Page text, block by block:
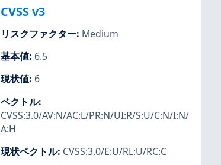
CVSS v3
リスクファクター: Medium
基本値: 6.5
現状値: 6
ベクトル:
CVSS:3.0/AV:N/AC:L/PR:N/UI:R/S:U/C:N/I:N/
A:H
現状ベクトル: CVSS:3.0/E:U/RL:U/RC:C